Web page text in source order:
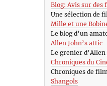
Blog: Avis sur des
Une sélection de
Mille et une
Le blog d’un
Allen John’s attic
Le grenier
Chroniques du
Chroniques de
Shangols